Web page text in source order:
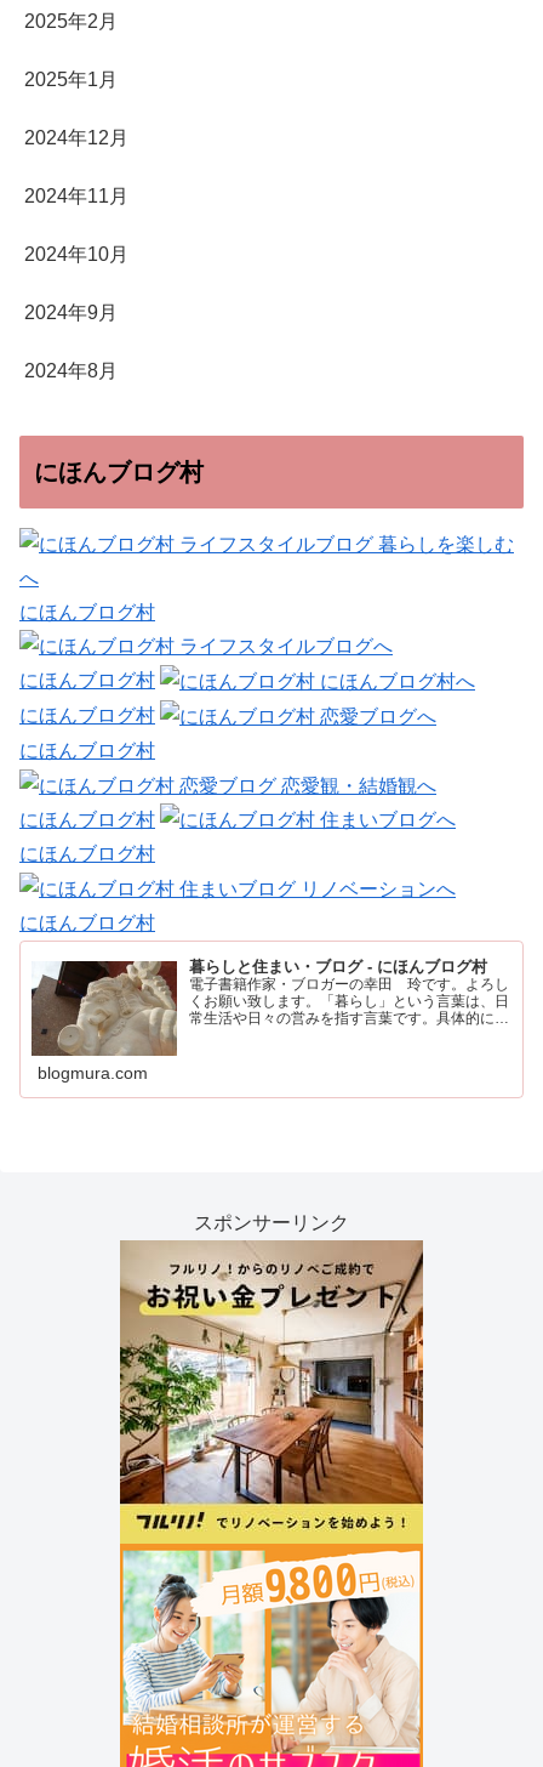
2025年2月
2025年1月
2024年12月
2024年11月
2024年10月
2024年9月
2024年8月
にほんブログ村
にほんブログ村
にほんブログ村
にほんブログ村
にほんブログ村
にほんブログ村
にほんブログ村
にほんブログ村
暮らしと住まい・ブログ - にほんブログ村
電子書籍作家・ブロガーの幸田 玲です。よろし
くお願い致します。「暮らし」という言葉は、日
常生活や日々の営みを指す言葉です。具体的に
blogmura.com
スポンサーリンク